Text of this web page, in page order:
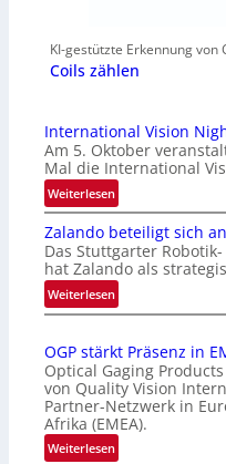
KI-gestützte Erkennung von
Coils zählen
International Vision
Am 5. Oktober
Mal die International
Weiterlesen:
I
n
t
e
r
n
t
i
o
n
Zalando beteiligt sich
Das Stuttgarter
hat Zalando als
Weiterlesen:
Z
l
a
n
d
o
OGP stärkt Präsenz in
Optical Gaging
von Quality Vision
Partner-Netzwerk in
Afrika (EMEA).
Weiterlesen: